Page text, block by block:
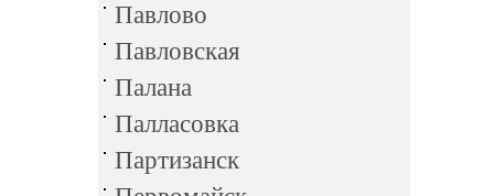
Павлово
Павловская
Палана
Палласовка
Партизанск